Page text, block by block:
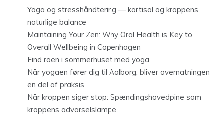
Yoga og stresshåndtering — kortisol og kroppens
naturlige balance
Maintaining Your Zen: Why Oral Health is Key to
Overall Wellbeing in Copenhagen
Find roen i sommerhuset med yoga
Når yogaen fører dig til Aalborg, bliver overnatningen
en del af praksis
Når kroppen siger stop: Spændingshovedpine som
kroppens advarselslampe